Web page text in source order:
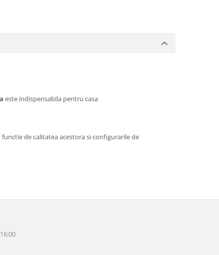
este indispensabila pentru casa
de calitatea acestora si configurarile de